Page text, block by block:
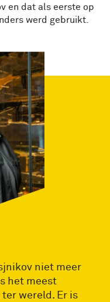
en dat als eerste op
werd gebruikt.
niet meer
het meest
wereld. Er is